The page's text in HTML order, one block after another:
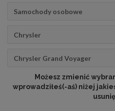
Możesz zmienić
wprowadziłeś(-aś) niżej